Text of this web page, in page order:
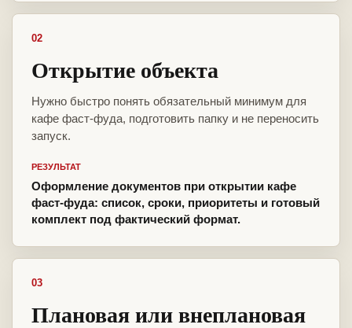
02
Открытие объекта
Нужно быстро понять обязательный минимум для
кафе фаст-фуда, подготовить папку и не переносить
запуск.
РЕЗУЛЬТАТ
Оформление документов при открытии кафе
фаст-фуда: список, сроки, приоритеты и готовый
комплект под фактический формат.
03
Плановая или внеплановая